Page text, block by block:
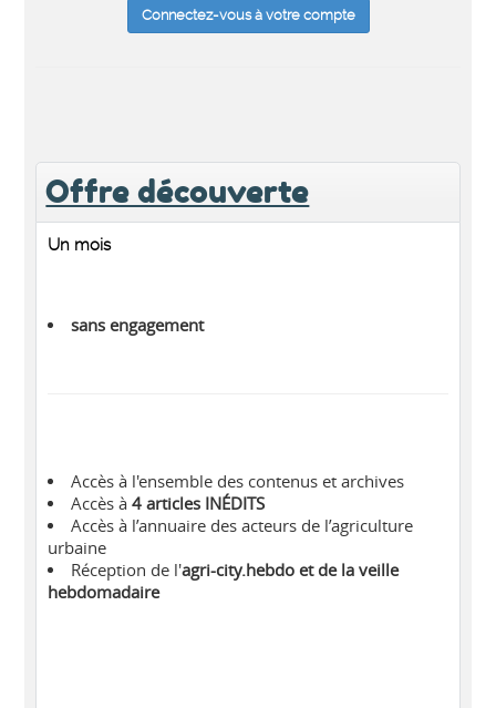
Connectez-vous à votre compte
Offre découverte
Un mois
sans engagement
Accès à l'ensemble des contenus et archives
Accès à 4 articles INÉDITS
Accès à l’annuaire des acteurs de l’agriculture
urbaine
Réception de l'agri-city.hebdo et de la veille
hebdomadaire